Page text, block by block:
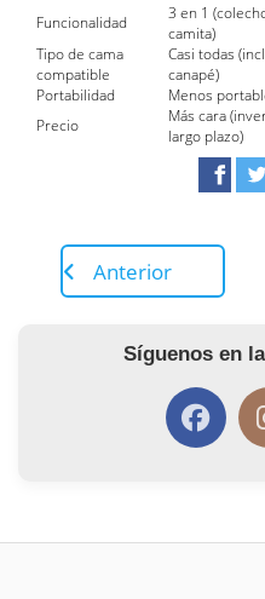
Funcionalidad
3 en 1
camita)
Tipo de cama
compatible
Casi todas
canapé)
Portabilidad
Menos
Precio
Más cara
largo plazo)
Anterior
Síguenos en